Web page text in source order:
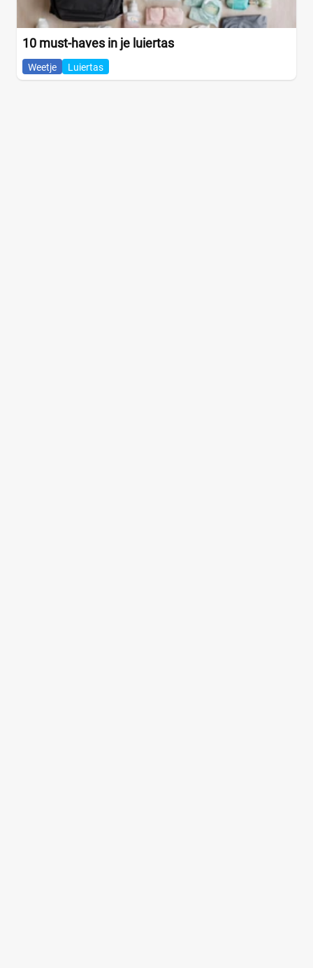
10 must-haves in je luiertas
Weetje Luiertas